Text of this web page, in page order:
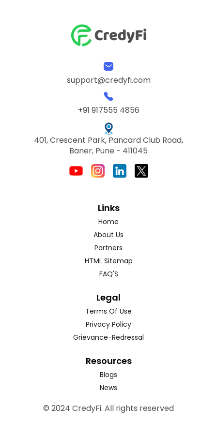
support@credyfi.com
+91 917555 4856
401, Crescent Park, Pancard Club Road,
Baner, Pune - 411045
Links
Home
About Us
Partners
HTML Sitemap
FAQ'S
Legal
Terms Of Use
Privacy Policy
Grievance-Redressal
Resources
Blogs
News
© 2024 CredyFi. All rights reserved